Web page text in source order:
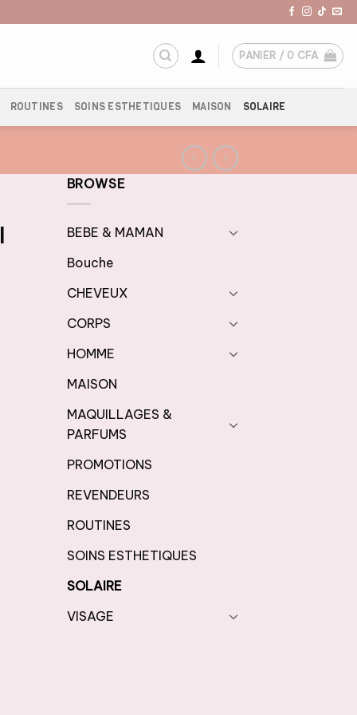
PANIER / 0 CFA
ROUTINES SOINS ESTHETIQUES MAISON SOLAIRE
BROWSE
BEBE & MAMAN
Bouche
CHEVEUX
CORPS
HOMME
MAISON
MAQUILLAGES &
PARFUMS
PROMOTIONS
REVENDEURS
ROUTINES
SOINS ESTHETIQUES
SOLAIRE
VISAGE